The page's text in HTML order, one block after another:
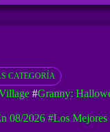
CATEGORÍA
#Granny:
08/2026 #Los Mejores